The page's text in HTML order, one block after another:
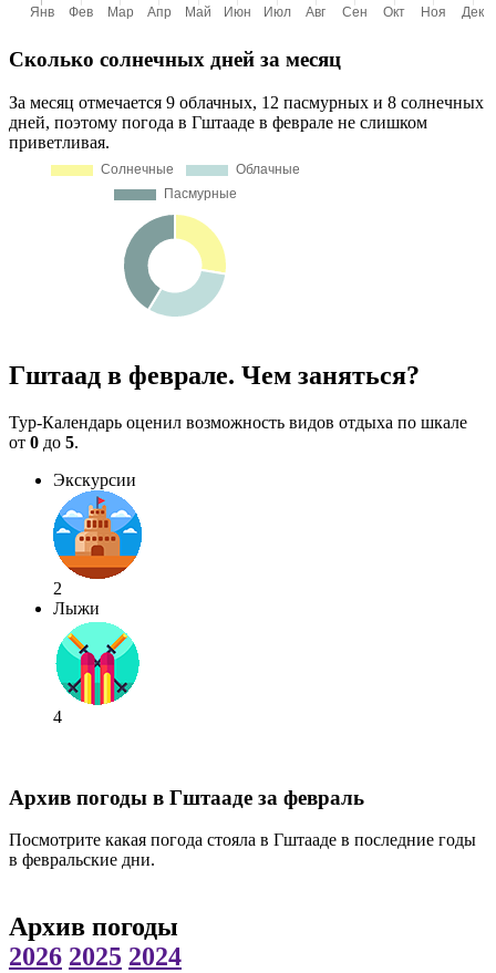
Сколько солнечных дней за месяц
За месяц отмечается 9 облачных, 12 пасмурных и 8 солнечных
дней, поэтому погода в Гштааде в феврале не слишком
приветливая.
Гштаад в феврале. Чем заняться?
Тур-Календарь оценил возможность видов отдыха по шкале
от 0 до 5.
Экскурсии
2
Лыжи
4
Архив погоды в Гштааде за февраль
Посмотрите какая погода стояла в Гштааде в последние годы
в февральские дни.
Архив погоды
2026 2025 2024